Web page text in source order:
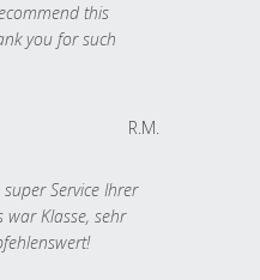
this
you for such
R.M.
Service Ihrer
Klasse, sehr